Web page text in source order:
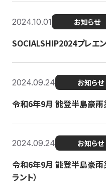
2024.10.01 お知らせ
SOCIALSHIP2024プレエ
2024.09.24 お知らせ
令和6年9月 能登半島豪
2024.09.24 お知らせ
令和6年9月 能登半島豪雨
ラント）